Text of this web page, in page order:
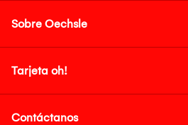
Sobre Oechsle
Tarjeta oh!
Contáctanos